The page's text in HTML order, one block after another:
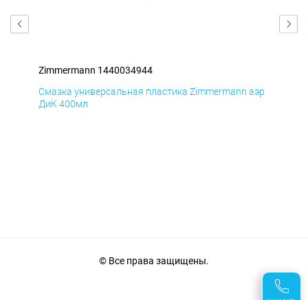
Zimmermann 1440034944
Смазка универсальная пластика Zimmermann аэр
ДиК 400мл
© Все права защищены.